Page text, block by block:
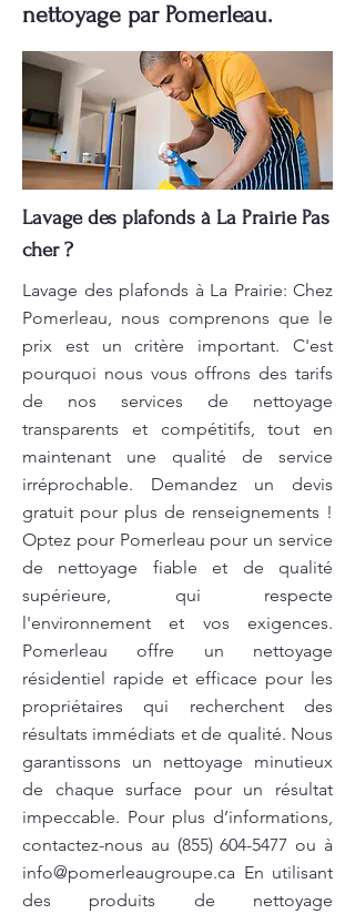
nettoyage par Pomerleau.
Lavage des plafonds à La Prairie Pas
cher ?
Lavage des plafonds à La Prairie: Chez
Pomerleau, nous comprenons que le
prix est un critère important. C'est
pourquoi nous vous offrons des tarifs
de nos services de nettoyage
transparents et compétitifs, tout en
maintenant une qualité de service
irréprochable. Demandez un devis
gratuit pour plus de renseignements !
Optez pour Pomerleau pour un service
de nettoyage fiable et de qualité
supérieure, qui respecte
l'environnement et vos exigences.
Pomerleau offre un nettoyage
résidentiel rapide et efficace pour les
propriétaires qui recherchent des
résultats immédiats et de qualité. Nous
garantissons un nettoyage minutieux
de chaque surface pour un résultat
impeccable. Pour plus d’informations,
contactez-nous au (855) 604-5477 ou à
info@pomerleaugroupe.ca En utilisant
des produits de nettoyage